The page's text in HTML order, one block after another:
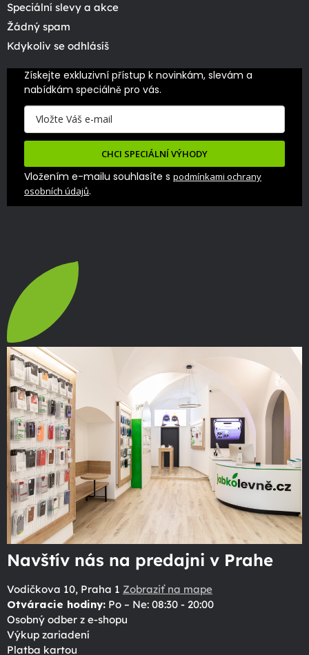
Speciální slevy a akce
Žádný spam
Kdykoliv se odhlásíš
Získejte exkluzivní přístup k novinkám, slevám a
nabídkám speciálně pro vás.
CHCI SPECIÁLNÍ VÝHODY
Vložením e-mailu souhlasíte s podmínkami ochrany
osobních údajů.
Navštív nás na predajni v Prahe
Vodičkova 10, Praha 1 Zobraziť na mape
Otváracie hodiny: Po – Ne: 08:30 - 20:00
Osobný odber z e-shopu
Výkup zariadení
Platba kartou